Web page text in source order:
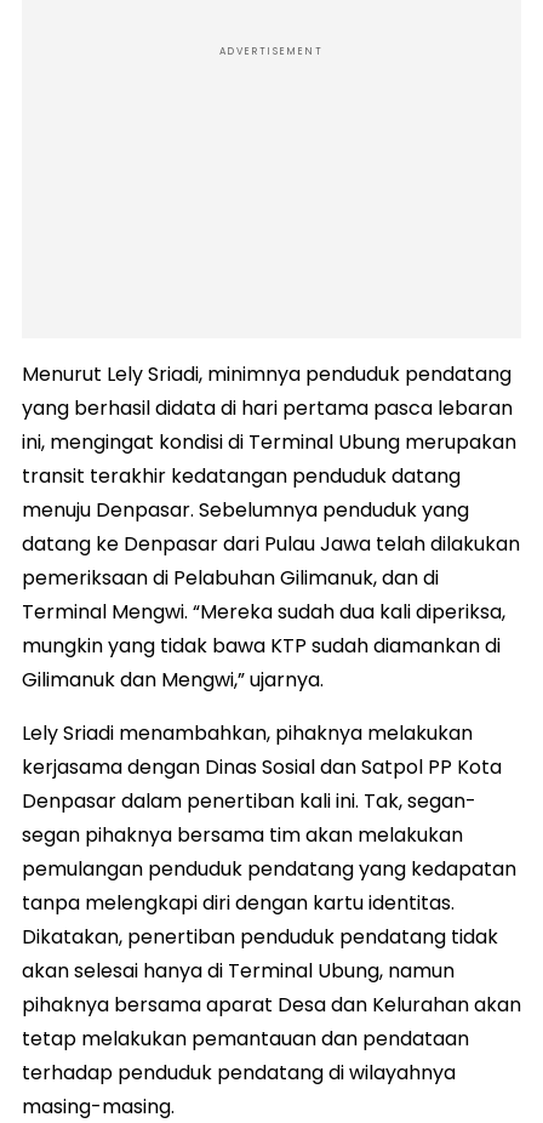
ADVERTISEMENT
Menurut Lely Sriadi, minimnya penduduk pendatang
yang berhasil didata di hari pertama pasca lebaran
ini, mengingat kondisi di Terminal Ubung merupakan
transit terakhir kedatangan penduduk datang
menuju Denpasar. Sebelumnya penduduk yang
datang ke Denpasar dari Pulau Jawa telah dilakukan
pemeriksaan di Pelabuhan Gilimanuk, dan di
Terminal Mengwi. “Mereka sudah dua kali diperiksa,
mungkin yang tidak bawa KTP sudah diamankan di
Gilimanuk dan Mengwi,” ujarnya.
Lely Sriadi menambahkan, pihaknya melakukan
kerjasama dengan Dinas Sosial dan Satpol PP Kota
Denpasar dalam penertiban kali ini. Tak, segan-
segan pihaknya bersama tim akan melakukan
pemulangan penduduk pendatang yang kedapatan
tanpa melengkapi diri dengan kartu identitas.
Dikatakan, penertiban penduduk pendatang tidak
akan selesai hanya di Terminal Ubung, namun
pihaknya bersama aparat Desa dan Kelurahan akan
tetap melakukan pemantauan dan pendataan
terhadap penduduk pendatang di wilayahnya
masing-masing.